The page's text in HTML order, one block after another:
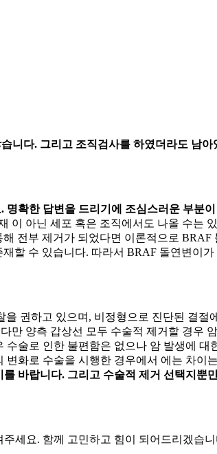
니다. 그리고 조직검사를 하였더라도 남
확한 답변을 드리기에 조심스러운 부분
이 아닌 세포 혹은 조직에서도 나올 수는
전부 제거가 되었다면 이론적으로
할 수 있습니다. 따라서 BRAF 돌연변이
권하고 있으며, 비정형으로 진단된 결절
양측 갑상선 모두 수술적 제거할 경우
술로 인한 불편함은 없으나 암 발생에
변화로 수술을 시행한 경우에서 에는 차이
바랍니다. 그리고 수술적 제거 선택지뿐
세요. 함께 고민하고 힘이 되어드리겠습니